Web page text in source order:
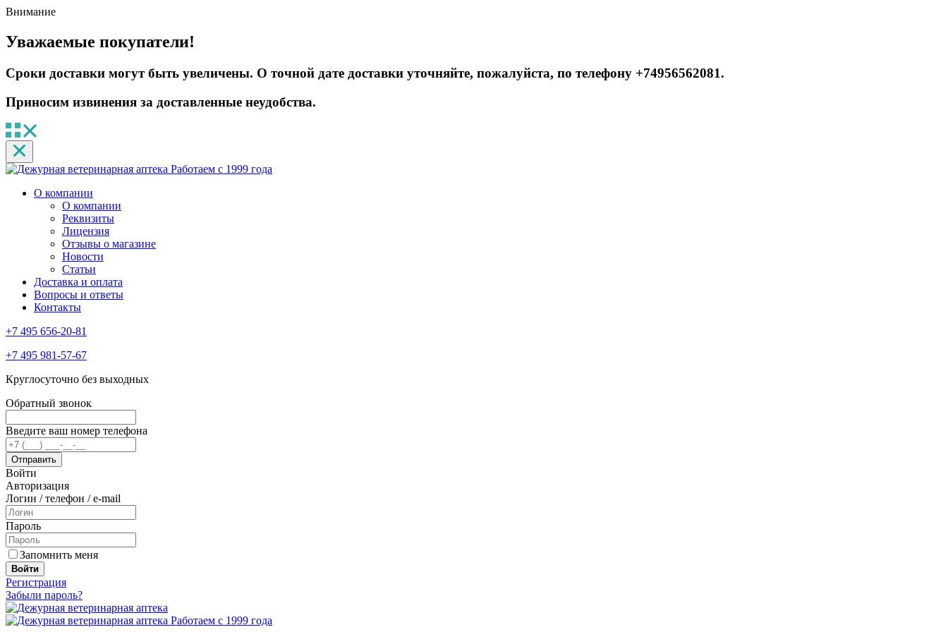
Внимание
Уважаемые покупатели!
Сроки доставки могут быть увеличены. О точной дате доставки уточняйте, пожалуйста, по телефону +74956562081.
Приносим извинения за доставленные неудобства.
Работаем с 1999 года
О компании
О компании
Реквизиты
Лицензия
Отзывы о магазине
Новости
Статьи
Доставка и оплата
Вопросы и ответы
Контакты
+7 495 656-20-81
+7 495 981-57-67
Круглосуточно без выходных
Обратный звонок
Введите ваш номер телефона
Войти
Авторизация
Логин / телефон / e-mail
Пароль
Запомнить меня
Войти
Регистрация
Забыли пароль?
Работаем с 1999 года